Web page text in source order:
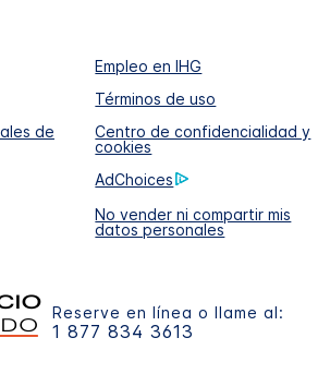
Empleo en IHG
Términos de uso
de
Centro de confidencialidad y
cookies
AdChoices
No vender ni compartir mis
datos personales
Reserve en línea o llame al:
1 877 834 3613